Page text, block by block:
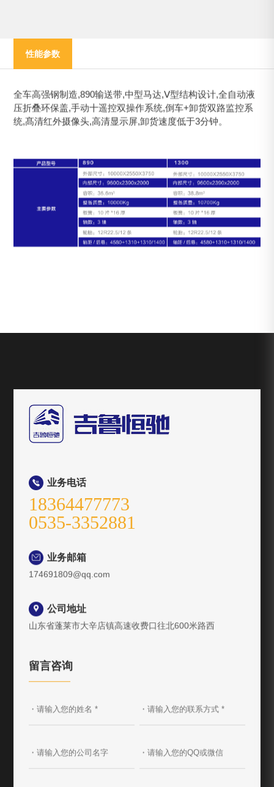
性能参数
全车高强钢制造,890输送带,中型马达,Ⅴ型结构设计,全自动液
压折叠环保盖,手动十遥控双操作系统,倒车+卸货双路监控系
统,髙清红外摄像头,高清显示屏,卸货速度低于3分钟。
18364477773
0535-3352881
174691809@qq.com
山东省蓬莱市大辛店镇高速收费口往北600米路西